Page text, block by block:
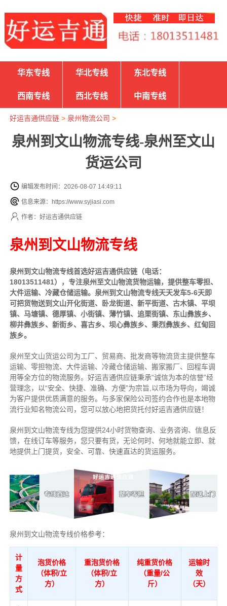
华东专线 华北专线 东北专线
西南专线 西北专线 中南专线
好运吉通供应链> 泉州物流公司 >
泉州到文山物流专线-泉州至文山
货运公司
编辑发布时间：2026-08-07 14:49:11
信息来源：https://www.syjiasi.com
作者：好运吉通供应链
泉州到文山物流专线
泉州到文山物流专线首选好运吉通供应链（电话：
18013511481），专注泉州至文山物流货物运输，提供整车零担、
大件运输、冷藏仓储运输。泉州到文山物流专线天天发车5-6天即
可把货物送到文山开化街道、卧龙街道、新平街道、古木镇、平坝
镇、马塘镇、德厚镇、小街镇、薄竹镇、追栗街镇、东山彝族乡、
柳井彝族乡、新街乡、喜古乡、坝心彝族乡、秉烈彝族乡、红甸回
族乡。
泉州至文山货运公司为工厂、贸易商、批发商等物流货主提供整车
运输、零担物流、大件运输、冷藏仓储运输、搬家搬厂、回程车调
用等全方位的物流服务。好运吉通供应链秉承“诚信为本的信誉”经
营理念，以“安全、快捷、准确、方便”为宗旨,以市场为导向，竭诚
为客户提供优质满意的服务。 与多家保险公司签约合作也是本地物
流行业知名物流公司，您可以放心地把货托付好运吉通供应链！
泉州到文山物流专线为您提供24小时货物查询、业务咨询、信息反
馈，在线订车等服务，您只要有货，无论何时、何地就能立即、就
地提供上门提货，安全、可靠、快速直达的货运服务。
泉州到文山物流专线价格参考：
计
量
方
式
泡货价格
（体积/立
方）
重泡货价格
（体积/立
方）
纯重货价格
（重量/公
斤）
运输时
效
（天）